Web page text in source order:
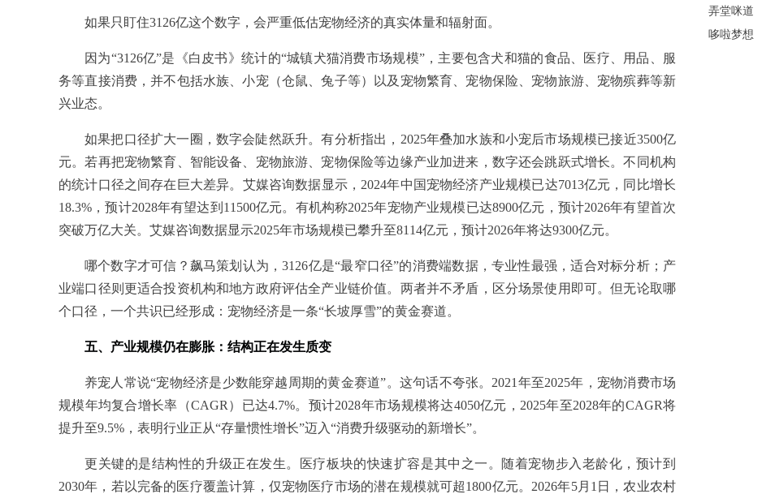
如果只盯住3126亿这个数字，会严重低估宠物经济的真实体量和辐射面。
因为“3126亿”是《白皮书》统计的“城镇犬猫消费市场规模”，主要包含犬和猫的食品、医疗、用品、服
务等直接消费，并不包括水族、小宠（仓鼠、兔子等）以及宠物繁育、宠物保险、宠物旅游、宠物殡葬等新
兴业态。
如果把口径扩大一圈，数字会陡然跃升。有分析指出，2025年叠加水族和小宠后市场规模已接近3500亿
元。若再把宠物繁育、智能设备、宠物旅游、宠物保险等边缘产业加进来，数字还会跳跃式增长。不同机构
的统计口径之间存在巨大差异。艾媒咨询数据显示，2024年中国宠物经济产业规模已达7013亿元，同比增长
18.3%，预计2028年有望达到11500亿元。有机构称2025年宠物产业规模已达8900亿元，预计2026年有望首次
突破万亿大关。艾媒咨询数据显示2025年市场规模已攀升至8114亿元，预计2026年将达9300亿元。
哪个数字才可信？飙马策划认为，3126亿是“最窄口径”的消费端数据，专业性最强，适合对标分析；产
业端口径则更适合投资机构和地方政府评估全产业链价值。两者并不矛盾，区分场景使用即可。但无论取哪
个口径，一个共识已经形成：宠物经济是一条“长坡厚雪”的黄金赛道。
五、产业规模仍在膨胀：结构正在发生质变
养宠人常说“宠物经济是少数能穿越周期的黄金赛道”。这句话不夸张。2021年至2025年，宠物消费市场
规模年均复合增长率（CAGR）已达4.7%。预计2028年市场规模将达4050亿元，2025年至2028年的CAGR将
提升至9.5%，表明行业正从“存量惯性增长”迈入“消费升级驱动的新增长”。
更关键的是结构性的升级正在发生。医疗板块的快速扩容是其中之一。随着宠物步入老龄化，预计到
2030年，若以完备的医疗覆盖计算，仅宠物医疗市场的潜在规模就可超1800亿元。2026年5月1日，农业农村
弄堂咪道
哆啦梦想